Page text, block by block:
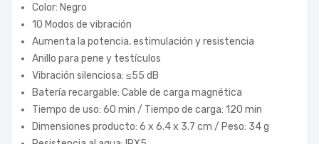
Color: Negro
10 Modos de vibración
Aumenta la potencia, estimulación y resistencia
Anillo para pene y testículos
Vibración silenciosa: ≤55 dB
Batería recargable: Cable de carga magnética
Tiempo de uso: 60 min / Tiempo de carga: 120 min
Dimensiones producto: 6 x 6.4 x 3.7 cm / Peso: 34 g